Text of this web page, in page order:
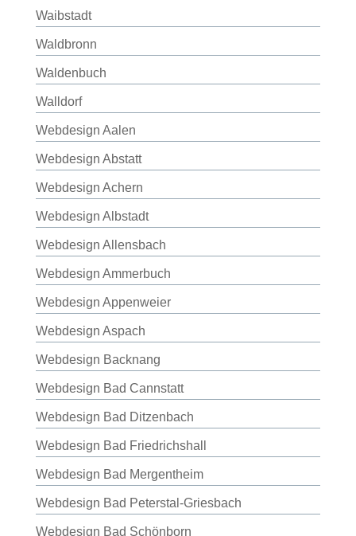
Waibstadt
Waldbronn
Waldenbuch
Walldorf
Webdesign Aalen
Webdesign Abstatt
Webdesign Achern
Webdesign Albstadt
Webdesign Allensbach
Webdesign Ammerbuch
Webdesign Appenweier
Webdesign Aspach
Webdesign Backnang
Webdesign Bad Cannstatt
Webdesign Bad Ditzenbach
Webdesign Bad Friedrichshall
Webdesign Bad Mergentheim
Webdesign Bad Peterstal-Griesbach
Webdesign Bad Schönborn